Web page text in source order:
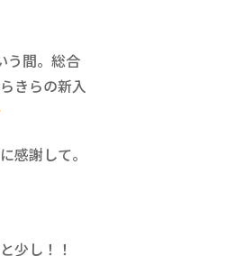
う間。総合
きらの新入
感謝して。
少し！！